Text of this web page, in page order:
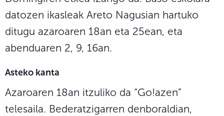
datozen ikasleak Areto Nagusian hartuko
ditugu azaroaren 18an eta 25ean, eta
abenduaren 2, 9, 16an.
Asteko kanta
Azaroaren 18an itzuliko da “Go!azen”
telesaila. Bederatzigarren denboraldian,